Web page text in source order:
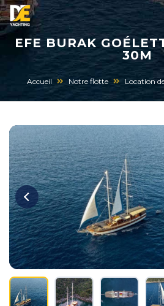
EFE BURAK
30M
Accueil Notre flotte Location